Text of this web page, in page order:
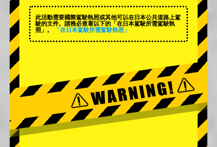
此活動需要國際駕駛執照或其他可以在日本公共道路上駕
駛的文件。請務必查看以下的「在日本駕駛所需駕駛執
照」。
「在日本駕駛所需駕駛執照」